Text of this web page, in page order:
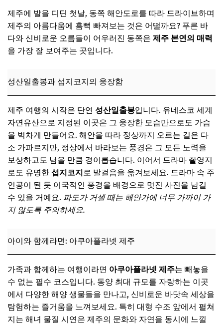
제주에 발을 디딘 첫날, 동쪽 해안도로를 따라 드라이브하며
제주의 아름다움에 흠뻑 빠져보는 것은 어떨까요? 푸른 바
다와 신비로운 오름들이 어우러진 동쪽은 제주 본연의 매력
을 가장 잘 보여주는 곳입니다.
성산일출봉과 섭지코지의 웅장함
제주 여행의 시작은 단연 성산일출봉입니다. 유네스코 세계
자연유산으로 지정된 이곳은 그 웅장한 모습만으로도 가슴
을 벅차게 만들어요. 해안을 따라 정상까지 오르는 길은 다
소 가파르지만, 정상에서 바라보는 풍경은 그 모든 노력을
보상하고도 남을 만큼 경이롭습니다. 이어서 드라마 촬영지
로도 유명한 섭지코지로 발걸음을 옮겨보세요. 드라마 속 주
인공이 된 듯 이국적인 풍경을 배경으로 멋진 사진을 남길
수 있을 거예요. 파도가 거셀 때는 해안가에 너무 가까이 가
지 않도록 주의하세요.
아이와 함께라면: 아쿠아플라넷 제주
가족과 함께하는 여행이라면 아쿠아플라넷 제주는 빼놓을
수 없는 필수 코스입니다. 동양 최대 규모를 자랑하는 이곳
에서 다양한 해양 생물들을 만나고, 신비로운 바닷속 세상을
탐험하는 즐거움을 느껴보세요. 특히 대형 수조 앞에서 펼쳐
지는 해녀 물질 시연은 제주의 문화와 자연을 동시에 느낄